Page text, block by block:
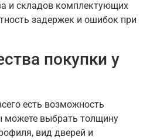
и складов комплектующих
задержек и ошибок при
покупки у
есть возможность
можете выбрать толщину
вид дверей и